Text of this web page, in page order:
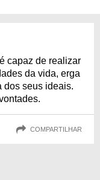
capaz de realizar
da vida, erga
dos seus ideais.
COMPARTILHAR